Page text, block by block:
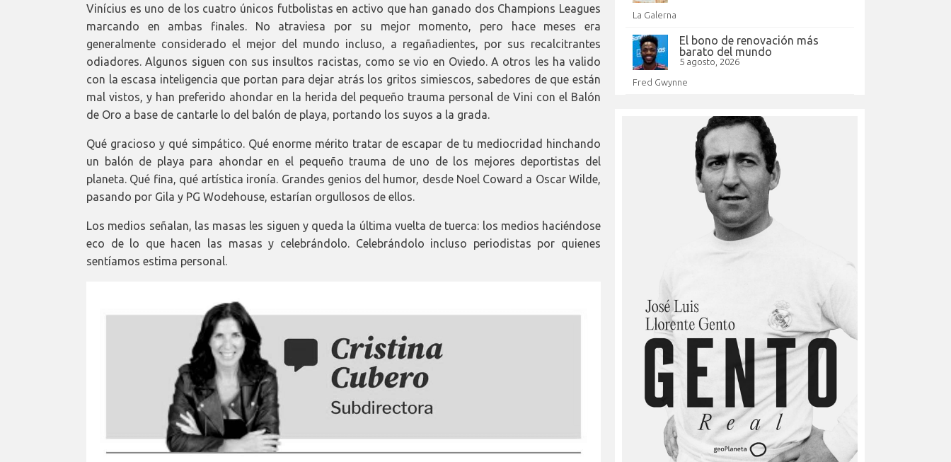
Vinícius es uno de los cuatro únicos futbolistas en activo que han ganado dos Champions Leagues
marcando en ambas finales. No atraviesa por su mejor momento, pero hace meses era
generalmente considerado el mejor del mundo incluso, a regañadientes, por sus recalcitrantes
odiadores. Algunos siguen con sus insultos racistas, como se vio en Oviedo. A otros les ha valido
con la escasa inteligencia que portan para dejar atrás los gritos simiescos, sabedores de que están
mal vistos, y han preferido ahondar en la herida del pequeño trauma personal de Vini con el Balón
de Oro a base de cantarle lo del balón de playa, portando los suyos a la grada.
Qué gracioso y qué simpático. Qué enorme mérito tratar de escapar de tu mediocridad hinchando
un balón de playa para ahondar en el pequeño trauma de uno de los mejores deportistas del
planeta. Qué fina, qué artística ironía. Grandes genios del humor, desde Noel Coward a Oscar Wilde,
pasando por Gila y PG Wodehouse, estarían orgullosos de ellos.
Los medios señalan, las masas les siguen y queda la última vuelta de tuerca: los medios haciéndose
eco de lo que hacen las masas y celebrándolo. Celebrándolo incluso periodistas por quienes
sentíamos estima personal.
La Galerna
El bono de renovación más
barato del mundo
5 agosto, 2026
Fred Gwynne